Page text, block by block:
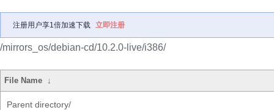
注册用户享1倍加速下载 立即注册
/mirrors_os/debian-cd/10.2.0-live/i386/
File Name ↓
Parent directory/